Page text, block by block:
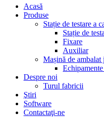
Acasă
Produse
Stație de testare a
Stație de
Fixare
Auxiliar
Mașină de ambalat
Despre noi
Turul fabricii
Ştiri
Software
Contactaţi-ne